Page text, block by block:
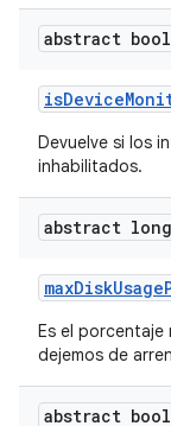
abstract
isDevice
Devuelve si los
inhabilitados.
abstract long
maxDiskUsage
Es el porcentaje
dejemos de
abstract